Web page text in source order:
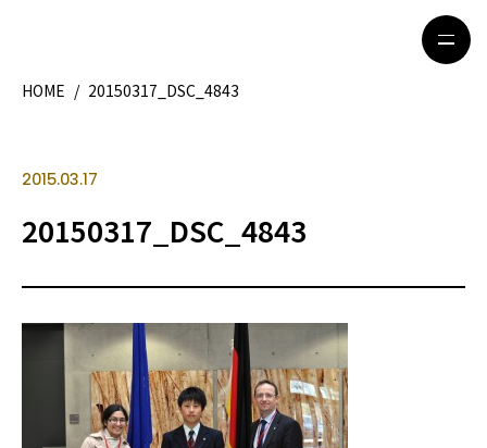
観光ガイド
留学＆キャリア
ライフスタイル
著者一覧
ライター募集
HOME / 20150317_DSC_4843
2015.03.17
20150317_DSC_4843